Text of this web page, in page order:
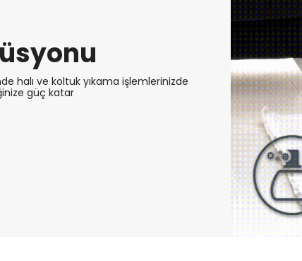
halı ve koltuk yıkama işlemlerinizde
güç katar